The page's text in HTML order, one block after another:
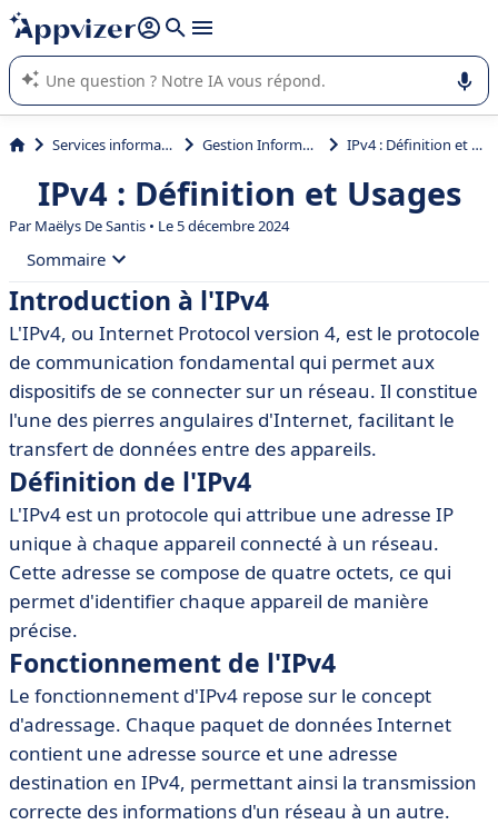
répondre (plusieurs lignes avec
L'IA de Appvizer vous guide dans l'utilisation ou la sélection de
logiciel SaaS en entreprise.
Services informatiques Gestion Informatique IPv4 : Définition et Usages
IPv4 : Définition et Usages
ParMaëlys De Santis • Le 5 décembre 2024
Sommaire
• Introduction à l'IPv4
• Définition de l'IPv4
• Fonctionnement de l'IPv4
• Architecture de l'IPv4
• Différences entre IPv4 et IPv6
• Limites de l'IPv4
• Utilisation de l'IPv4 dans les réseaux modernes
• Recommandations de logiciels pour la gestion de
l'IPv4
Introduction à l'IPv4
L'IPv4, ou Internet Protocol version 4, est le protocole
de communication fondamental qui permet aux
dispositifs de se connecter sur un réseau. Il constitue
l'une des pierres angulaires d'Internet, facilitant le
transfert de données entre des appareils.
Définition de l'IPv4
L'IPv4 est un protocole qui attribue une adresse IP
unique à chaque appareil connecté à un réseau.
Cette adresse se compose de quatre octets, ce qui
permet d'identifier chaque appareil de manière
précise.
Fonctionnement de l'IPv4
Le fonctionnement d'IPv4 repose sur le concept
d'adressage. Chaque paquet de données Internet
contient une adresse source et une adresse
destination en IPv4, permettant ainsi la transmission
correcte des informations d'un réseau à un autre.